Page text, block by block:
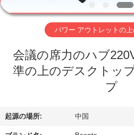
ク
私
達
つ
パワー アウトレットの
会議の席力のハブ
準の上のデスクトッ
プ
起源の場所: 中国